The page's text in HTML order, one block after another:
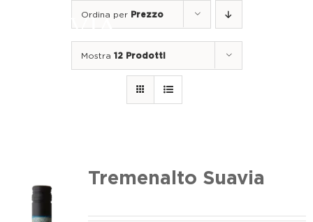
Il nostro lavoro
Ordina per Prezzo
Mostra 12 Prodotti
Tremenalto Suavia